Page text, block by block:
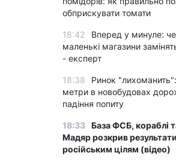
обприскувати томати
18:42
Вперед у минуле:
маленькі магазини
- експерт
18:38
Ринок
метри в новобудовах
падіння попиту
18:33 База ФСБ, кораблі
Мадяр розкрив
російським цілям (відео)